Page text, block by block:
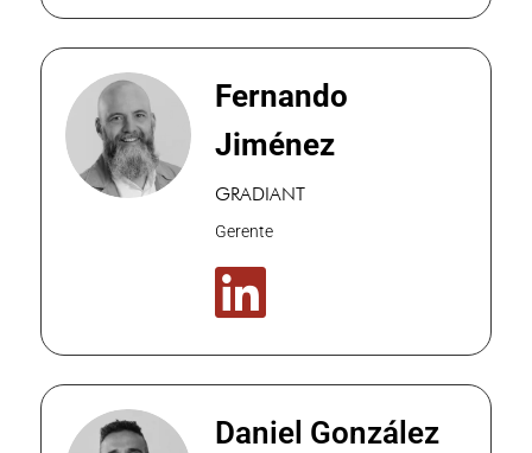
Fernando
Jiménez
GRADIANT
Gerente

Daniel González